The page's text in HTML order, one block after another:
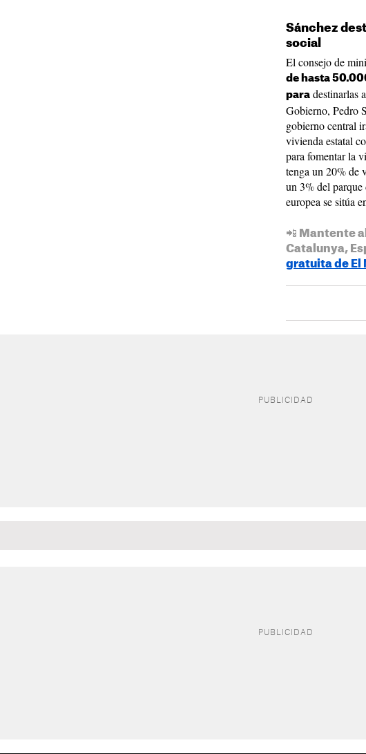
Sánchez
social
El consejo de
de hasta
para destinarlas
Gobierno, Pedro
gobierno central
vivienda estatal
para fomentar la
tenga un 20% de
un 3% del
europea se sitúa
📲 Mantente
Catalunya,
gratuita de El